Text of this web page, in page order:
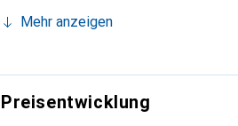
Mehr anzeigen
Preisentwicklung